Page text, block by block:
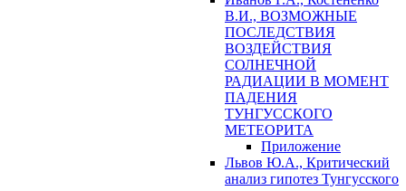
В.И., ВОЗМОЖНЫЕ
ПОСЛЕДСТВИЯ
ВОЗДЕЙСТВИЯ
СОЛНЕЧНОЙ
РАДИАЦИИ В МОМЕНТ
ПАДЕНИЯ
ТУНГУССКОГО
MЕТЕОРИТА
Приложение
Львов Ю.A., Критический
анализ гипотез Тунгусского